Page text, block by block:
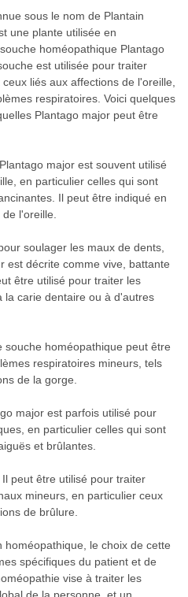
sous le nom de Plantain
une plante utilisée en
homéopathique Plantago
est utilisée pour traiter
liés aux affections de l'oreille,
respiratoires. Voici quelques
Plantago major peut être
major est souvent utilisé
en particulier celles qui sont
Il peut être indiqué en
l'oreille.
soulager les maux de dents,
est décrite comme vive, battante
être utilisé pour traiter les
la carie dentaire ou à d'autres
souche homéopathique peut être
respiratoires mineurs, tels
de la gorge.
major est parfois utilisé pour
en particulier celles qui sont
et brûlantes.
peut être utilisé pour traiter
mineurs, en particulier ceux
de brûlure.
le choix de cette
spécifiques du patient et de
vise à traiter les